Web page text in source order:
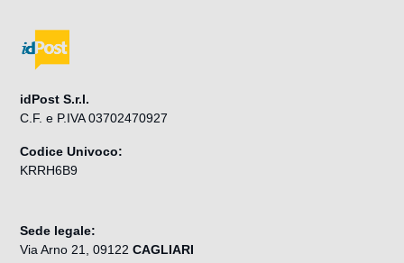
idPost S.r.l.
C.F. e P.IVA 03702470927
Codice Univoco:
KRRH6B9
Sede legale:
Via Arno 21, 09122CAGLIARI